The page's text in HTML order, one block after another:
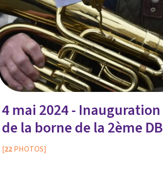
4 mai 2024 - Inauguration
de la borne de la 2ème DB
[22PHOTOS]